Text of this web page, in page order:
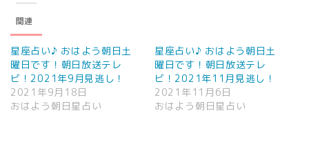
関連
星座占い♪ おはよう朝日土
曜日です！朝日放送テレ
ビ！2021年9月見逃し！
2021年9月18日
おはよう朝日星占い
星座占い♪ おはよう朝日土
曜日です！朝日放送テレ
ビ！2021年11月見逃し！
2021年11月6日
おはよう朝日星占い